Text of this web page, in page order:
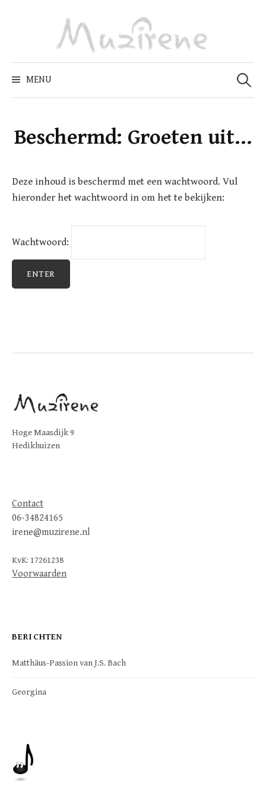
MENU
Zoeken
naar:
Beschermd: Groeten uit…
Deze inhoud is beschermd met een wachtwoord. Vul
hieronder het wachtwoord in om het te bekijken:
Wachtwoord:
Hoge Maasdijk 9
Hedikhuizen
Contact
06-34824165
irene@muzirene.nl
KvK: 17261238
Voorwaarden
BERICHTEN
Matthäus-Passion van J.S. Bach
Georgina